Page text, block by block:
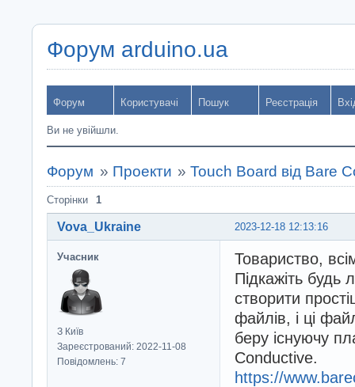
Форум arduino.ua
Форум Користувачі Пошук Реєстрація
Ви не увійшли.
Форум » Проекти »Touch Board від Bare
Сторінки 1
2023-12-18 12:13:16
Vova_Ukraine
Учасник
З Київ
Зареєстрований: 2022-11-08
Повідомлень: 7
Товариство,
Підкажіть будь
створити
файлів, і ці
беру існуючу
Conductive.
https://